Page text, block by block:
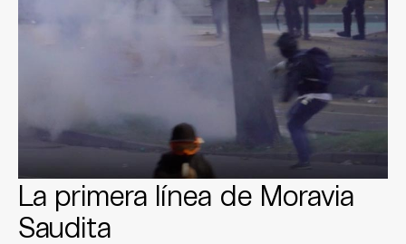
La primera línea de Moravia
Saudita